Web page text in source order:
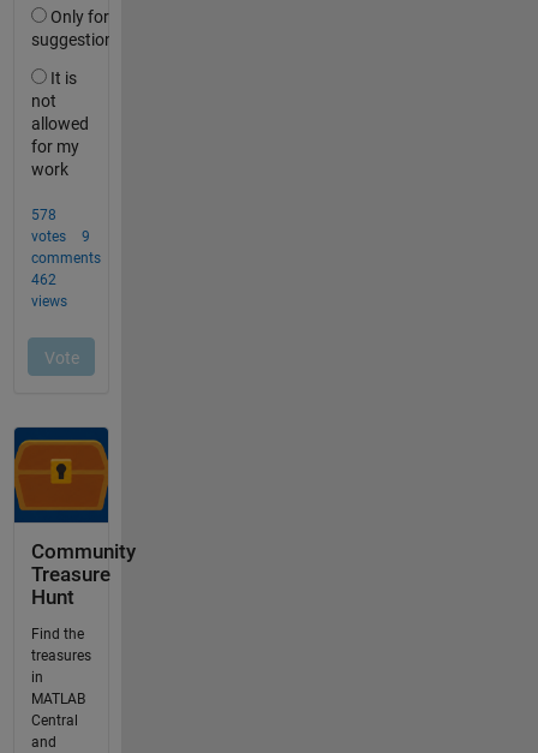
Community
Treasure
Hunt
Find the
treasures
in
MATLAB
Central
and